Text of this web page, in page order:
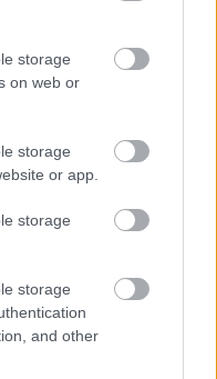
storage
on web or
storage
or app.
storage
storage
and other